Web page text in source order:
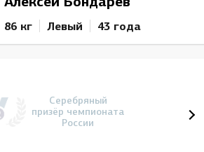
86 кг Левый 43 года
Серебряный
призёр чемпионата
России